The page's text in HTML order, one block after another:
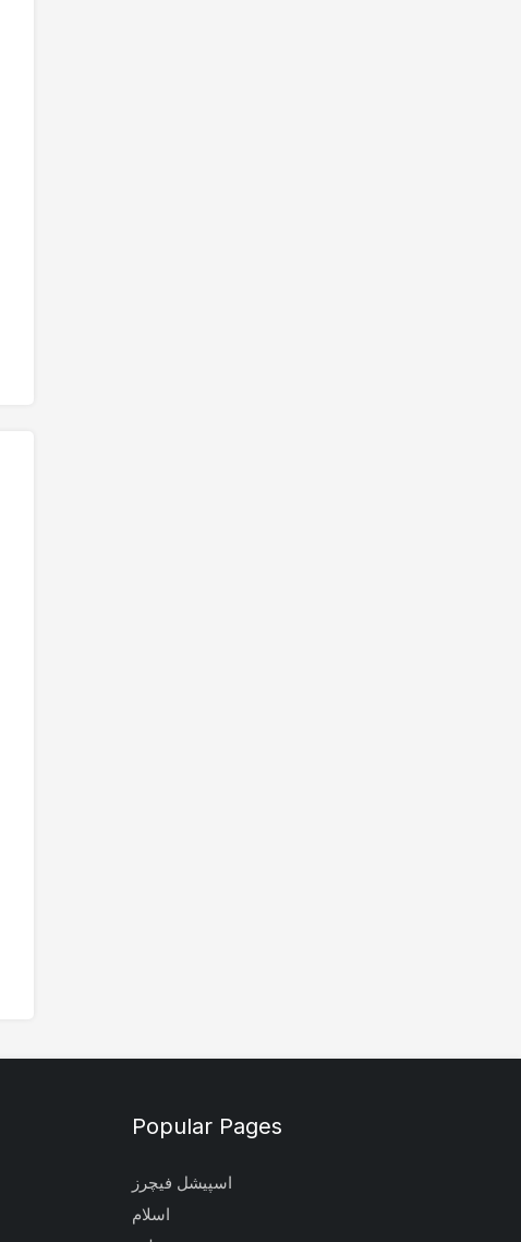
Popular Pages
اسپیشل فیچرز
اسلام